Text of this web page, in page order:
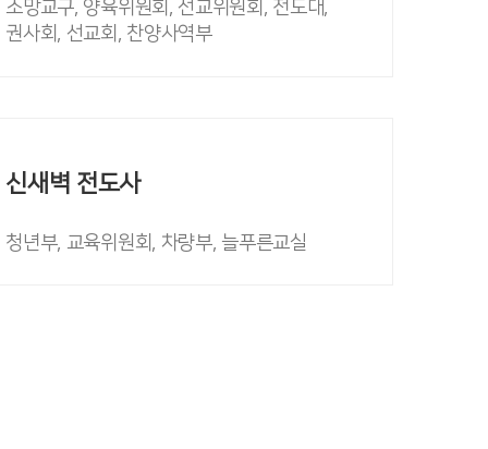
소망교구, 양육위원회, 선교위원회, 전도대,
권사회, 선교회, 찬양사역부
신새벽 전도사
청년부, 교육위원회, 차량부, 늘푸른교실